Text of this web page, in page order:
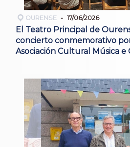
OURENSE 17/06/2026
El Teatro Principal de
concierto conmemorativo
Asociación Cultural Música e